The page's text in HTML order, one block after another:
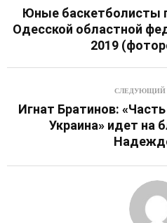
Юные баскетболисты
Одесской областной
2019
СЛЕДУЮЩИЙ
Игнат Братинов:
Украина» идет на